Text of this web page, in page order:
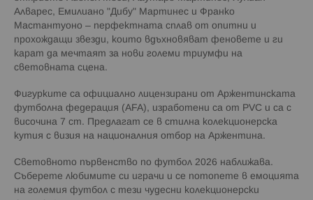
Алварес, Емилиано "Дибу" Мартинес и Франко
Мастантуоно – перфектната сплав от опитни и
прохождащи звезди, които вдъхновяват феновете и ги
карат да мечтаят за нови големи триумфи на
световната сцена.
Фигурките са официално лицензирани от Аржентинската
футболна федерация (AFA), изработени са от PVC и са с
височина 7 cm. Предлагат се в стилна колекционерска
кутия с визия на националния отбор на Аржентина.
Световното първенство по футбол 2026 наближава.
Съберете любимите си играчи и се потопете в емоцията
на големия футбол с тези чудесни колекционерски